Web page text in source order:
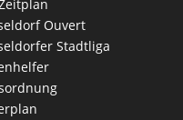
Ouvert
Stadtliga